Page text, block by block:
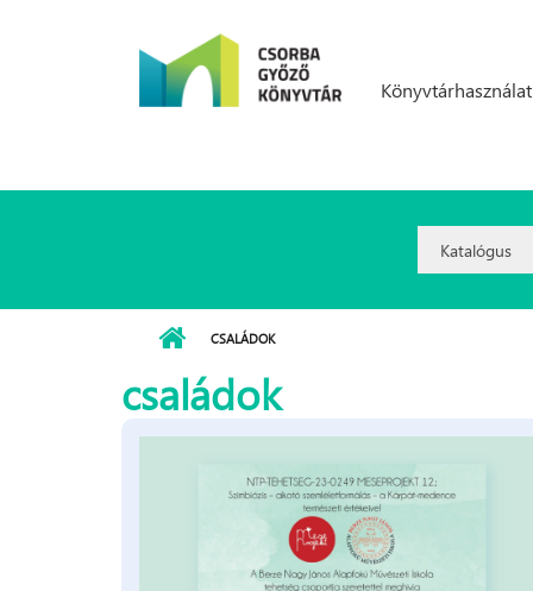
Könyvtárhasználat
Option:
CSALÁDOK
családok